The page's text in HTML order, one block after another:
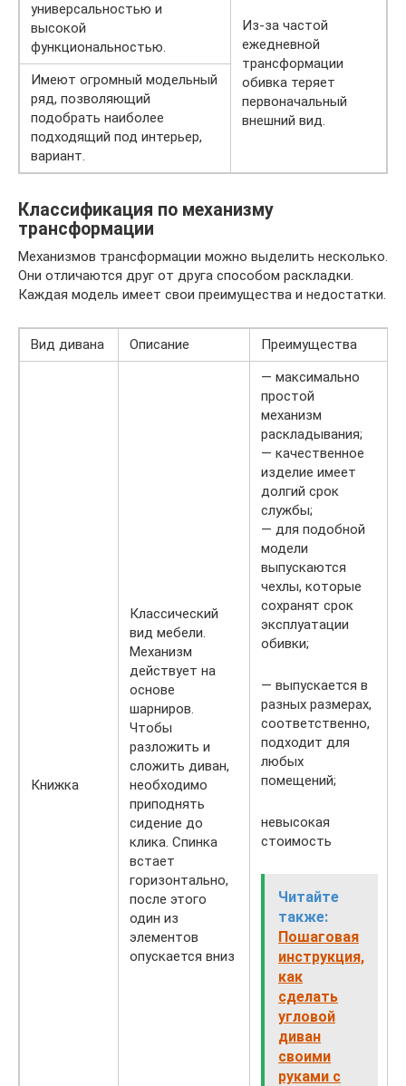
универсальностью и
высокой
функциональностью.
Из-за частой
ежедневной
трансформации
обивка теряет
первоначальный
внешний вид.
Имеют огромный модельный
ряд, позволяющий
подобрать наиболее
подходящий под интерьер,
вариант.
Классификация по механизму
трансформации
Механизмов трансформации можно выделить несколько.
Они отличаются друг от друга способом раскладки.
Каждая модель имеет свои преимущества и недостатки.
Вид дивана Описание Преимущества
Книжка
Классический
вид мебели.
Механизм
действует на
основе
шарниров.
Чтобы
разложить и
сложить диван,
необходимо
приподнять
сидение до
клика. Спинка
встает
горизонтально,
после этого
один из
элементов
опускается вниз
— максимально
простой
механизм
раскладывания;
— качественное
изделие имеет
долгий срок
службы;
— для подобной
модели
выпускаются
чехлы, которые
сохранят срок
эксплуатации
обивки;
— выпускается в
разных размерах,
соответственно,
подходит для
любых
помещений;
невысокая
стоимость
Читайте
также:
Пошаговая
инструкция,
как
сделать
угловой
диван
своими
руками с